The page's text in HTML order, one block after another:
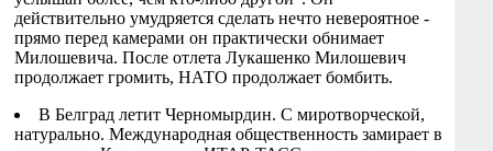
действительно умудряется сделать нечто невероятное -
прямо перед камерами он практически обнимает
Милошевича. После отлета Лукашенко Милошевич
продолжает громить, НАТО продолжает бомбить.
В Белград летит Черномырдин. С миротворческой,
натурально. Международная общественность замирает в